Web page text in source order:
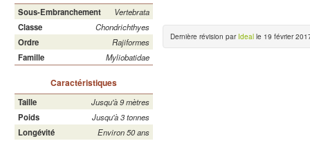
Sous-Embranchement
Vertebrata
Classe
Chondrichthyes
Ordre
Rajiformes
Famille
Myliobatidae
Caractéristiques
Taille
Jusqu'à 9 mètres
Poids
Jusqu'à 3 tonnes
Longévité
Environ 50 ans
Dernière révision par Ideal le 19 février